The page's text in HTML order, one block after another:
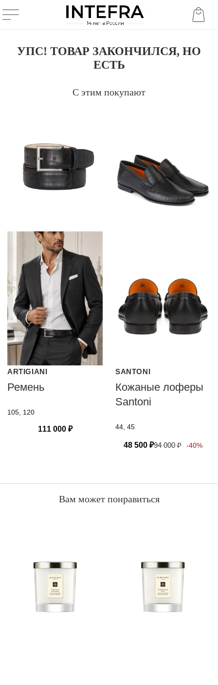
УПС! ТОВАР ЗАКОНЧИЛСЯ, НО
ЕСТЬ
С этим покупают
ARTIGIANI
Ремень
105, 120
111 000 ₽
SANTONI
Кожаные лоферы
Santoni
44, 45
48 500 ₽94 000₽ -40%
Вам может понравиться